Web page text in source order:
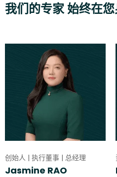
我们的专家 始终在
创始人 | 执行董事 | 总经理
Jasmine RAO